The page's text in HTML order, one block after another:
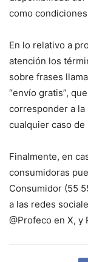
como
En lo relativo a
atención los
sobre frases
“envío gratis”,
corresponder a
cualquier caso de
Finalmente, en
consumidoras
Consumidor (55
a las redes
@Profeco en X, y